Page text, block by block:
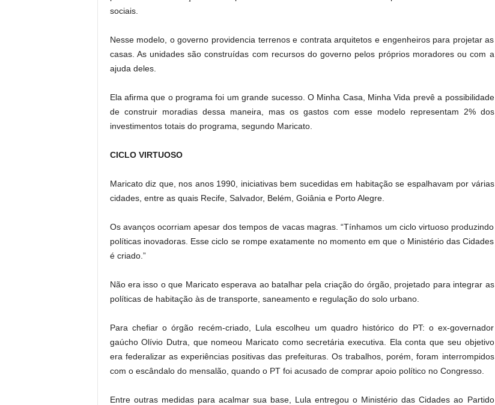
sociais.
Nesse modelo, o governo providencia terrenos e contrata arquitetos e engenheiros para projetar as
casas. As unidades são construídas com recursos do governo pelos próprios moradores ou com a
ajuda deles.
Ela afirma que o programa foi um grande sucesso. O Minha Casa, Minha Vida prevê a possibilidade
de construir moradias dessa maneira, mas os gastos com esse modelo representam 2% dos
investimentos totais do programa, segundo Maricato.
CICLO VIRTUOSO
Maricato diz que, nos anos 1990, iniciativas bem sucedidas em habitação se espalhavam por várias
cidades, entre as quais Recife, Salvador, Belém, Goiânia e Porto Alegre.
Os avanços ocorriam apesar dos tempos de vacas magras. “Tínhamos um ciclo virtuoso produzindo
políticas inovadoras. Esse ciclo se rompe exatamente no momento em que o Ministério das Cidades
é criado.”
Não era isso o que Maricato esperava ao batalhar pela criação do órgão, projetado para integrar as
políticas de habitação às de transporte, saneamento e regulação do solo urbano.
Para chefiar o órgão recém-criado, Lula escolheu um quadro histórico do PT: o ex-governador
gaúcho Olívio Dutra, que nomeou Maricato como secretária executiva. Ela conta que seu objetivo
era federalizar as experiências positivas das prefeituras. Os trabalhos, porém, foram interrompidos
com o escândalo do mensalão, quando o PT foi acusado de comprar apoio político no Congresso.
Entre outras medidas para acalmar sua base, Lula entregou o Ministério das Cidades ao Partido